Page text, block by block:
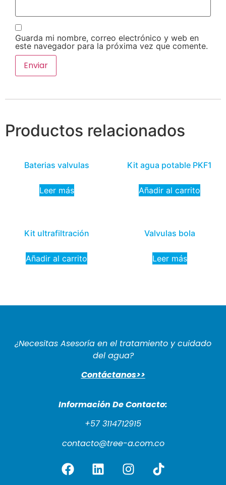
Guarda mi nombre, correo electrónico y web en
este navegador para la próxima vez que comente.
Productos relacionados
Baterias valvulas
Leer más
Kit agua potable PKF1
Añadir al carrito
Kit ultrafiltración
Añadir al carrito
Valvulas bola
Leer más
¿Necesitas Asesoría en el tratamiento y cuidado
del agua?
Contáctanos>>
Información De Contacto:
+57 3114712915
contacto@tree-a.com.co